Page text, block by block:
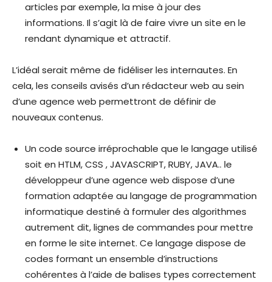
articles par exemple, la mise à jour des
informations. Il s’agit là de faire vivre un site en le
rendant dynamique et attractif.
L’idéal serait même de fidéliser les internautes. En
cela, les conseils avisés d’un rédacteur web au sein
d’une agence web permettront de définir de
nouveaux contenus.
Un code source irréprochable que le langage utilisé
soit en HTLM, CSS , JAVASCRIPT, RUBY, JAVA.. le
développeur d’une agence web dispose d’une
formation adaptée au langage de programmation
informatique destiné à formuler des algorithmes
autrement dit, lignes de commandes pour mettre
en forme le site internet. Ce langage dispose de
codes formant un ensemble d’instructions
cohérentes à l’aide de balises types correctement